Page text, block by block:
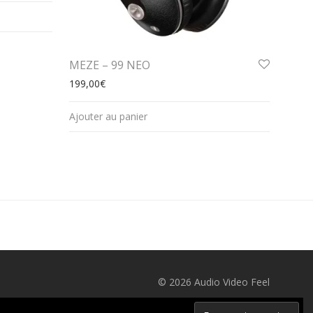
MEZE – 99 NEO
199,00€
Ajouter au panier
© 2026 Audio Video Feel